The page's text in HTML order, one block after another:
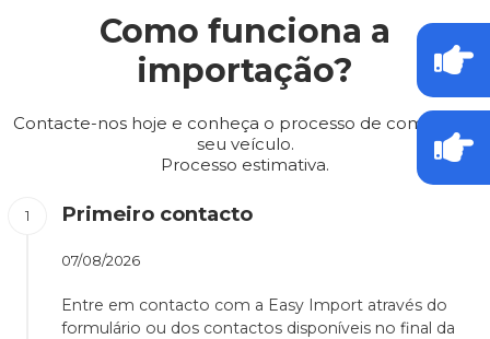
Como funciona a
importação?
Contacte-nos hoje e conheça o processo de compra do
seu veículo.
Processo estimativa.
Primeiro contacto
07/08/2026
Entre em contacto com a Easy Import através do
formulário ou dos contactos disponíveis no final da